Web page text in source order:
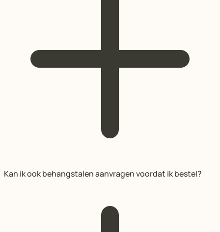
Kan ik ook behangstalen aanvragen voordat ik bestel?